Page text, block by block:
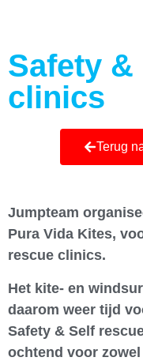
Safety
clinics
Terug
Jumpteam
Pura Vida Kites,
rescue clinics.
Het kite- en
daarom weer tijd
Safety & Self
ochtend voor